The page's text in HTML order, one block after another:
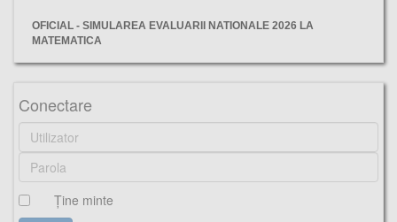
OFICIAL - SIMULAREA EVALUARII NATIONALE 2026 LA
MATEMATICA
Conectare
Ţine minte